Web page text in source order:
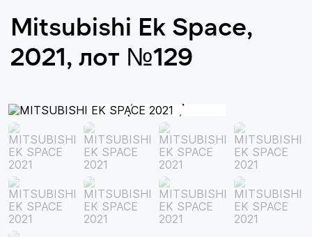
Mitsubishi Ek Space,
2021, лот №129